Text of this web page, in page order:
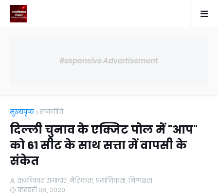
Responsive Advertisement
मुख्यपृष्ठ राजनीति
दिल्ली चुनाव के एक्जिट पोल में "आप"
को 61 सीट के साथ सत्ता में वापसी के
संकेत
तहकीकात समाचार ,नैतिकता, प्रमाणिकता, निष्पक्षता
फ़रवरी 08, 2020